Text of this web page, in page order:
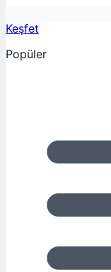
Keşfet
Popüler